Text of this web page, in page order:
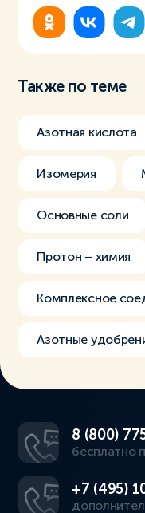
Также по теме
Азотная кислота
Изомерия
Основные соли
Протон – химия
Комплексное
Азотные
8 (800)
бесплатно
+7 (495)